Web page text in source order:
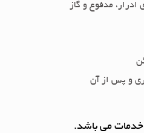
مدفوع و گاز
پس از آن
می باشد.